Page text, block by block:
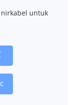
untuk